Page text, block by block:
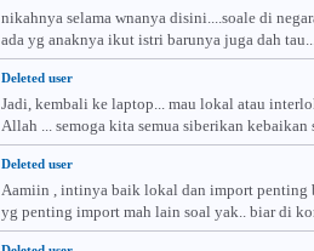
nikahnya selama wnanya disini....soale di
ada yg anaknya ikut istri barunya juga dah tau...
Deleted user
Jadi, kembali ke laptop... mau lokal atau
Allah ... semoga kita semua siberikan kebaikan
Deleted user
Aamiin , intinya baik lokal dan import penting
yg penting import mah lain soal yak.. biar di